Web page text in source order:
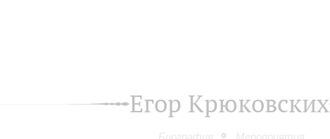
Егор Крюковских
Биография Мероприятия